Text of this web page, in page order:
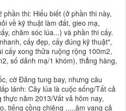
thi: Hiểu biết (ở phần thi này,
về kỹ thuật làm đất, gieo mạ,
chăm sóc lúa...) và phần thi cấy.
cấy đẹp, cấy đúng kỹ thuật",
cấy xong thửa ruộng rộng 100m2,
số dảnh mạ/1 khóm), thẳng hàng,
cờ Đảng tung bay, nhưng câu
lánh: Cây lúa là cuộc sống/Tất cả
năm 2013/Vất vả hôm nay,
tiếng cồng chiêng .....âm vang cả